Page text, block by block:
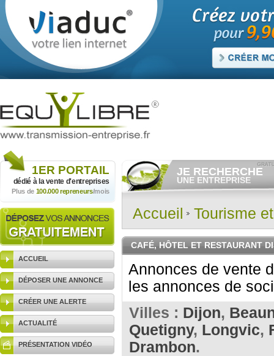
1ER PORTAIL
dédié à la vente d'entreprises
Plus de 100.000 repreneurs/mois
ACCUEIL
DÉPOSER UNE ANNONCE
CRÉER UNE ALERTE
ACTUALITÉ
PRÉSENTATION VIDÉO
JE RECHERCHE
UNE ENTREPRISE
Consulter gratuitementles
vendre.
Et/ou déposer
gratuitement
RECHERCHER UNE
ANNONCE
Accueil Tourisme
CAFÉ, HÔTEL ET RESTAURANT
Annonces de vente
les annonces de
Villes : Dijon,
Quetigny, Longvic,
Drambon.